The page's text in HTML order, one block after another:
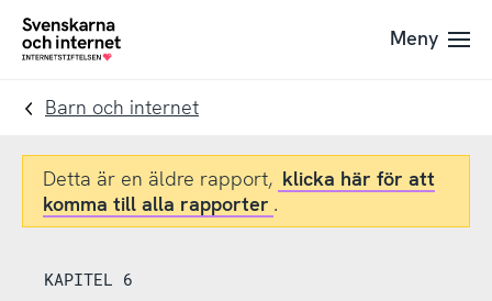
Till
navigation
Till
innehåll
To
Meny
Barn och internet
Detta är en äldre rapport, klicka här för att
komma till alla rapporter .
KAPITEL 6